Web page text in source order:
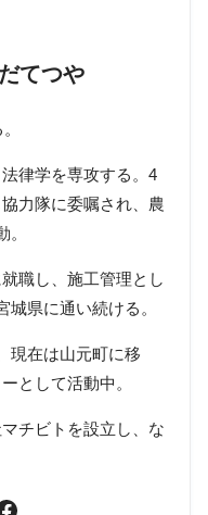
てつや
律学を専攻する。4
力隊に委嘱され、農
職し、施工管理とし
県に通い続ける。
現在は山元町に移
として活動中。
チビトを設立し、な